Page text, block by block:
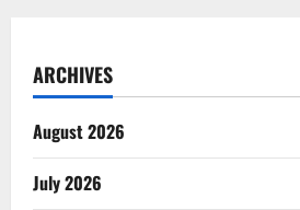
ARCHIVES
August 2026
July 2026